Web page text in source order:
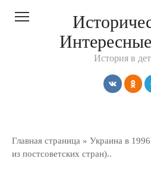
История в
Главная страница » Украина в
из постсоветских стран)..